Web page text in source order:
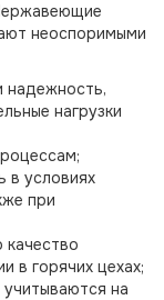
неоспоримыми
надежность,
нагрузки
в условиях
при
качество
в горячих цехах;
на